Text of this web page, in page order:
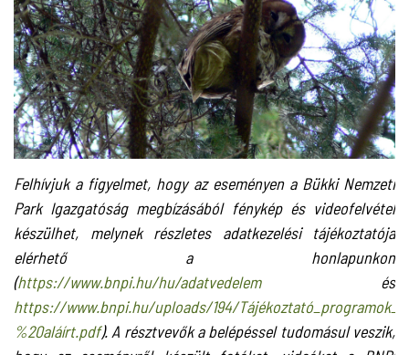
Felhívjuk a figyelmet, hogy az eseményen a Bükki Nemzeti
Park Igazgatóság megbízásából fénykép és videofelvétel
készülhet, melynek részletes adatkezelési tájékoztatója
elérhető a honlapunkon
(https://www.bnpi.hu/hu/adatvedelemés
https://www.bnpi.hu/uploads/194/
%20aláírt.pdf). A résztvevők a belépéssel tudomásul veszik,